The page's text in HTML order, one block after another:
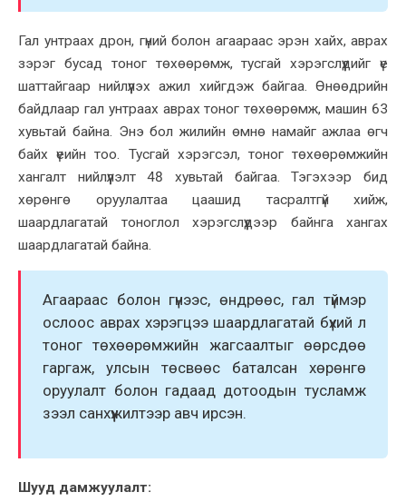
Гал унтраах дрон, гүний болон агаараас эрэн хайх, аврах
зэрэг бусад тоног төхөөрөмж, тусгай хэрэгслүүдийг үе
шаттайгаар нийлүүлэх ажил хийгдэж байгаа. Өнөөдрийн
байдлаар гал унтраах аврах тоног төхөөрөмж, машин 63
хувьтай байна. Энэ бол жилийн өмнө намайг ажлаа өгч
байх үеийн тоо. Тусгай хэрэгсэл, тоног төхөөрөмжийн
хангалт нийлүүлэлт 48 хувьтай байгаа. Тэгэхээр бид
хөрөнгө оруулалтаа цаашид тасралтгүй хийж,
шаардлагатай тоноглол хэрэгслүүдээр байнга хангах
шаардлагатай байна.
Агаараас болон гүнээс, өндрөөс, гал түймэр
ослоос аврах хэрэгцээ шаардлагатай бүхий л
тоног төхөөрөмжийн жагсаалтыг өөрсдөө
гаргаж, улсын төсвөөс баталсан хөрөнгө
оруулалт болон гадаад дотоодын тусламж
зээл санхүүжилтээр авч ирсэн.
Шууд дамжуулалт: